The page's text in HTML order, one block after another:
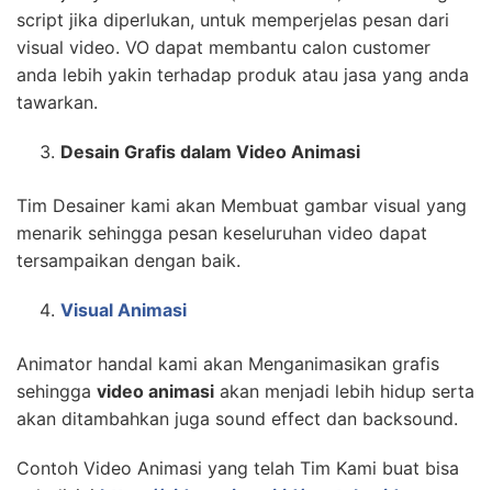
script jika diperlukan, untuk memperjelas pesan dari
visual video. VO dapat membantu calon customer
anda lebih yakin terhadap produk atau jasa yang anda
tawarkan.
Desain Grafis dalam Video Animasi
Tim Desainer kami akan Membuat gambar visual yang
menarik sehingga pesan keseluruhan video dapat
tersampaikan dengan baik.
Visual Animasi
Animator handal kami akan Menganimasikan grafis
sehingga video animasi akan menjadi lebih hidup serta
akan ditambahkan juga sound effect dan backsound.
Contoh Video Animasi yang telah Tim Kami buat bisa